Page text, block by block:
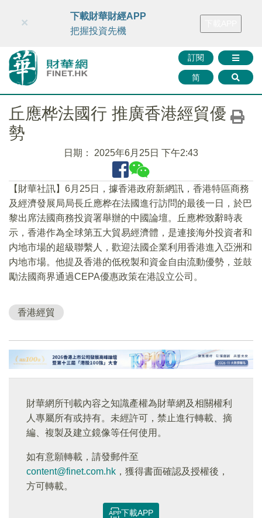
財華智庫網 FINTV FINMETA 財華證券 媒體矩陣
訂閱
简
×
下載財華財經APP
把握投資先機
丘應桦法國行 推廣香港經貿優
勢
日期： 2025年6月25日 下午2:43
【財華社訊】6月25日，據香港政府新網訊，香港特區商務
及經濟發展局局長丘應桦在法國進行訪問的最後一日，於巴
黎出席法國商務投資署舉辦的中國論壇。丘應桦致辭時表
示，香港作為全球第五大貿易經濟體，是連接海外投資者和
内地市場的超級聯繫人，歡迎法國企業利用香港進入亞洲和
内地市場。他提及香港的低稅製和資金自由流動優勢，並鼓
勵法國商界通過CEPA優惠政策在港設立公司。
香港經貿
財華網所刊載內容之知識產權為財華網及相關權利
人專屬所有或持有。未經許可，禁止進行轉載、摘
編、複製及建立鏡像等任何使用。
如有意願轉載，請發郵件至
content@finet.com.hk ，獲得書面確認及授權後，
方可轉載。
下載APP